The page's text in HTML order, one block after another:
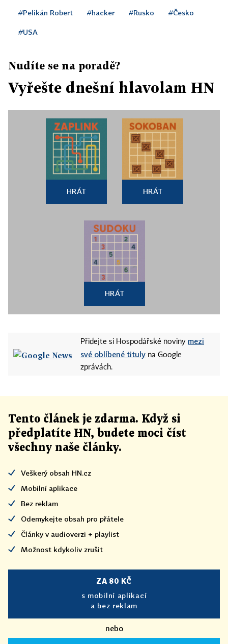
#Pelikán Robert #hacker #Rusko #Česko
#USA
Nudíte se na poradě?
Vyřešte dnešní hlavolam HN
HRÁT HRÁT
HRÁT
Přidejte si Hospodářské noviny mezi
své oblíbené tituly na Google
zprávách.
Tento článek je zdarma. Když si
předplatíte HN, budete moci číst
všechny naše články.
Veškerý obsah HN.cz
Mobilní aplikace
Bez reklam
Odemykejte obsah pro přátele
Články v audioverzi + playlist
Možnost kdykoliv zrušit
ZA 80 KČ
s mobilní aplikací
a bez reklam
nebo